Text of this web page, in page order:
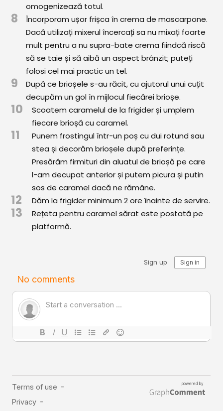
omogenizează totul.
8
Încorporam ușor frișca în crema de mascarpone.
Dacă utilizați mixerul încercați sa nu mixați foarte
mult pentru a nu supra-bate crema fiindcă riscă
să se taie și să aibă un aspect brânzit; puteți
folosi cel mai practic un tel.
9
După ce brioșele s-au răcit, cu ajutorul unui cuțit
decupăm un gol în mijlocul fiecărei brioșe.
10
Scoatem caramelul de la frigider și umplem
fiecare brioșă cu caramel.
11
Punem frostingul într-un poș cu dui rotund sau
stea și decorăm brioșele după preferințe.
Presărăm firmituri din aluatul de brioșă pe care
l-am decupat anterior și putem picura și putin
sos de caramel dacă ne rămâne.
12 Dăm la frigider minimum 2 ore înainte de servire.
13
Rețeta pentru caramel sărat este postată pe
platformă.